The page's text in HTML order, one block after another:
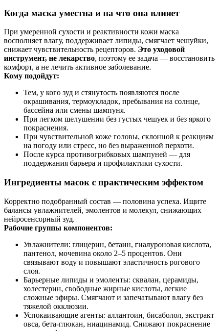
Когда маска уместна и на что она влияет
При умеренной сухости и реактивности кожи маска
восполняет влагу, поддерживает липиды, смягчает чешуйки,
снижает чувствительность рецепторов. Это уходовой
инструмент, не лекарство, поэтому ее задача — восстановить
комфорт, а не лечить активное заболевание.
Кому подойдут:
Тем, у кого зуд и стянутость появляются после
окрашивания, термоукладок, пребывания на солнце,
бассейна или смены шампуня.
При легком шелушении без густых чешуек и без яркого
покраснения.
При чувствительной коже головы, склонной к реакциям
на погоду или стресс, но без выраженной перхоти.
После курса противогрибковых шампуней — для
поддержания барьера и профилактики сухости.
Ингредиенты масок с практическим эффектом
Корректно подобранный состав — половина успеха. Ищите
балансы увлажнителей, эмолентов и молекул, снижающих
нейросенсорный зуд.
Рабочие группы компонентов:
Увлажнители: глицерин, бетаин, гиалуроновая кислота,
пантенол, мочевина около 2–5 процентов. Они
связывают воду и повышают эластичность рогового
слоя.
Барьерные липиды и эмоленты: сквалан, церамиды,
холестерин, свободные жирные кислоты, легкие
сложные эфиры. Смягчают и запечатывают влагу без
тяжелой окклюзии.
Успокаивающие агенты: аллантоин, бисаболол, экстракт
овса, бета-глюкан, ниацинамид. Снижают покраснение